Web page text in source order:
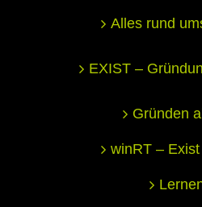
Alles rund
EXIST –
Gründen
winRT –